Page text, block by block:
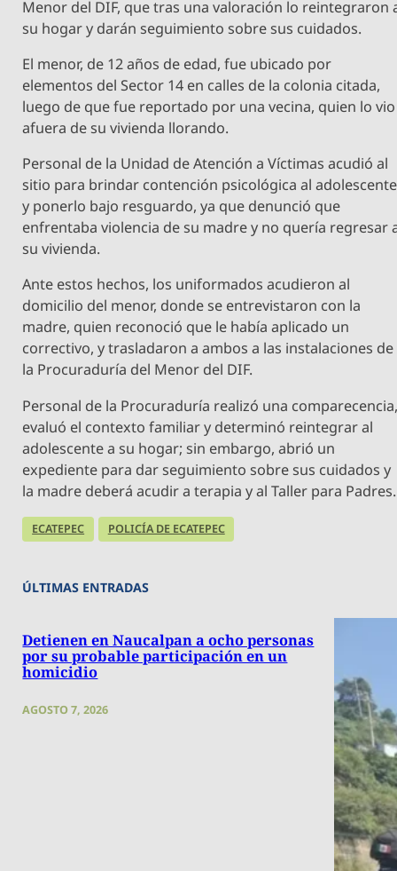
Menor del DIF, que tras una valoración lo reintegraron
su hogar y darán seguimiento sobre sus cuidados.
El menor, de 12 años de edad, fue ubicado por
elementos del Sector 14 en calles de la colonia citada,
luego de que fue reportado por una vecina, quien lo vio
afuera de su vivienda llorando.
Personal de la Unidad de Atención a Víctimas acudió al
sitio para brindar contención psicológica al adolescente
y ponerlo bajo resguardo, ya que denunció que
enfrentaba violencia de su madre y no quería regresar
su vivienda.
Ante estos hechos, los uniformados acudieron al
domicilio del menor, donde se entrevistaron con la
madre, quien reconoció que le había aplicado un
correctivo, y trasladaron a ambos a las instalaciones de
la Procuraduría del Menor del DIF.
Personal de la Procuraduría realizó una
evaluó el contexto familiar y determinó reintegrar al
adolescente a su hogar; sin embargo, abrió un
expediente para dar seguimiento sobre sus cuidados y
la madre deberá acudir a terapia y al Taller para Padres.
ECATEPEC POLICÍA DE ECATEPEC
ÚLTIMAS ENTRADAS
Detienen en Naucalpan a ocho personas
por su probable participación en un
homicidio
AGOSTO 7, 2026